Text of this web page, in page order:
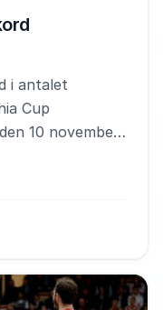
i antalet
Cup
10 november,